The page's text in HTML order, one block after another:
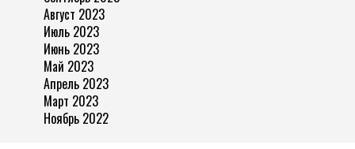
Август 2023
Июль 2023
Июнь 2023
Май 2023
Апрель 2023
Март 2023
Ноябрь 2022